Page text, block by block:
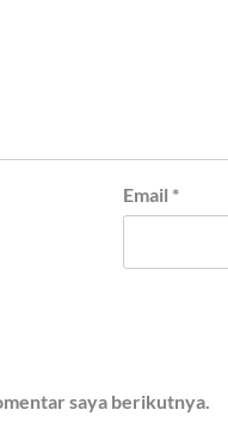
Email *
saya berikutnya.